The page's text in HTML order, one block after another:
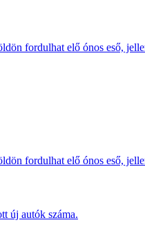
fordulhat elő ónos eső,
fordulhat elő ónos eső,
új autók száma.